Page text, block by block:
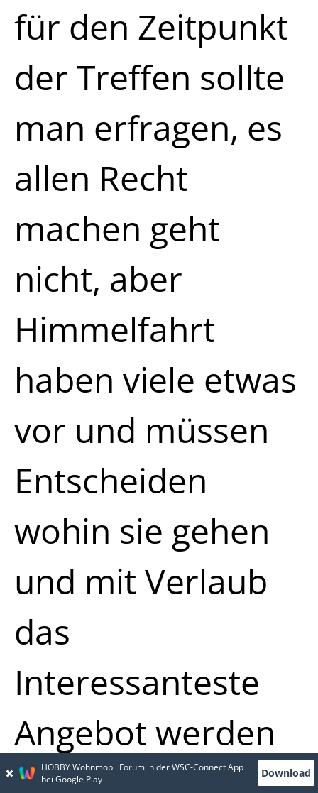
für den Zeitpunkt
der Treffen sollte
man erfragen, es
allen Recht
machen geht
nicht, aber
Himmelfahrt
haben viele etwas
vor und müssen
Entscheiden
wohin sie gehen
und mit Verlaub
das
Interessanteste
Angebot werden
die dann auch
HOBBY Wohnmobil Forum in der WSC-Connect App
bei Google Play
Download